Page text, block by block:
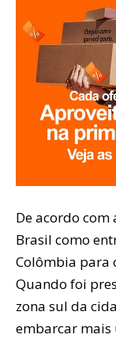
De acordo com
Brasil como
Colômbia para
Quando foi
zona sul da
embarcar mais